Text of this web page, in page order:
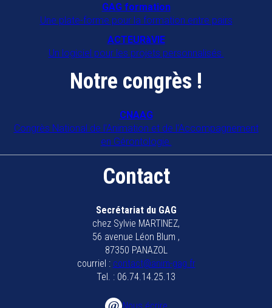
GAG formation
Une plate-forme pour la formation entre pairs
ACTEURàVIE
Un logiciel pour les projets personnalisés.
Notre congrès !
CNAAG
Congrès National de l'Animation et de l'Accompagnement
en Gérontologie.
Contact
Secrétariat du GAG
chez Sylvie MARTINEZ,
56 avenue Léon Blum ,
87350 PANAZOL
courriel : contact@anim-gag.fr
Tel. : 06.74.14.25.13